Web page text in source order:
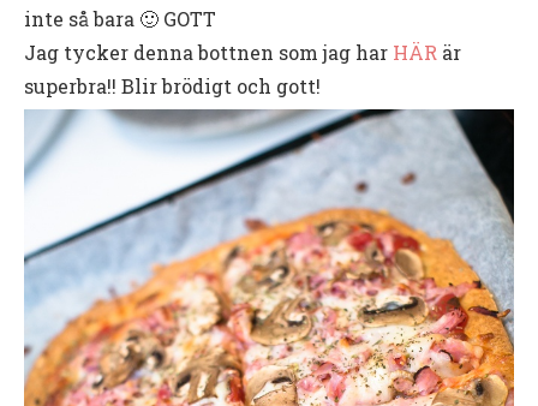
inte så bara 🙂 GOTT
Jag tycker denna bottnen som jag har HÄR är
superbra!! Blir brödigt och gott!